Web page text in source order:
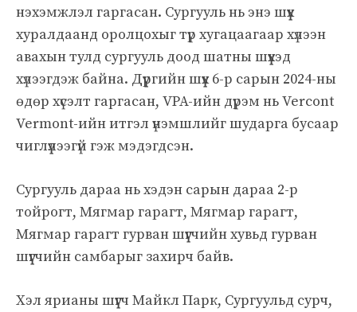
нэхэмжлэл гаргасан. Сургууль нь энэ шүүх
хуралдаанд оролцохыг түр хугацаагаар хүлээн
авахын тулд сургууль доод шатны шүүхэд
хүлээгдэж байна. Дүүргийн шүүх 6-р сарын 2024-ны
өдөр хүсэлт гаргасан, VPA-ийн дүрэм нь Vercont
Vermont-ийн итгэл үнэмшлийг шударга бусаар
чиглүүлээгүй гэж мэдэгдсэн.
Сургууль дараа нь хэдэн сарын дараа 2-р
тойрогт, Мягмар гарагт, Мягмар гарагт,
Мягмар гарагт гурван шүүгчийн хувьд гурван
шүүгчийн самбарыг захирч байв.
Хэл ярианы шүүгч Майкл Парк, Сургуульд сурч,